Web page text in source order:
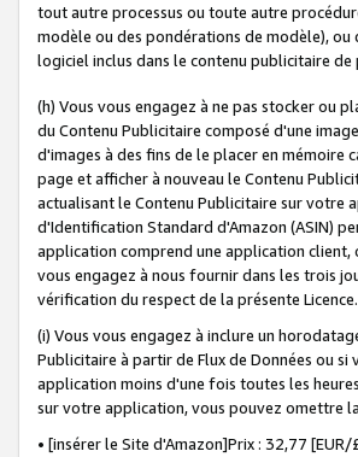
tout autre processus ou toute autre
modèle ou des pondérations de modèle), ou
logiciel inclus dans le contenu publicitaire de
(h) Vous vous engagez à ne pas stocker ou
du Contenu Publicitaire composé d'une
d'images à des fins de le placer en mémoire
page et afficher à nouveau le Contenu
actualisant le Contenu Publicitaire sur votre
d'Identification Standard d'Amazon (ASIN)
application comprend une application client,
vous engagez à nous fournir dans les trois
vérification du respect de la présente Licence.
(i) Vous vous engagez à inclure un
Publicitaire à partir de Flux de Données ou
application moins d'une fois toutes les
sur votre application, vous pouvez omettre
• [insérer le Site d'Amazon]Prix : 32,77